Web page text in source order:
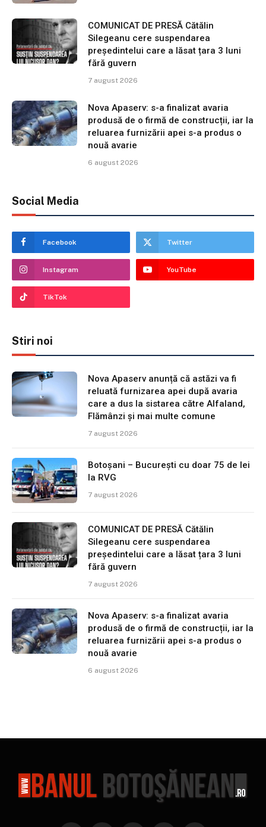
COMUNICAT DE PRESĂ Cătălin
Silegeanu cere suspendarea
președintelui care a lăsat țara 3 luni
fără guvern
7 august 2026
Nova Apaserv: s-a finalizat avaria
produsă de o firmă de construcții, iar la
reluarea furnizării apei s-a produs o
nouă avarie
6 august 2026
Social Media
Facebook Twitter
Instagram YouTube
TikTok
Stiri noi
Nova Apaserv anunță că astăzi va fi
reluată furnizarea apei după avaria
care a dus la sistarea către Alfaland,
Flămânzi și mai multe comune
7 august 2026
Botoșani – București cu doar 75 de lei
la RVG
7 august 2026
COMUNICAT DE PRESĂ Cătălin
Silegeanu cere suspendarea
președintelui care a lăsat țara 3 luni
fără guvern
7 august 2026
Nova Apaserv: s-a finalizat avaria
produsă de o firmă de construcții, iar la
reluarea furnizării apei s-a produs o
nouă avarie
6 august 2026